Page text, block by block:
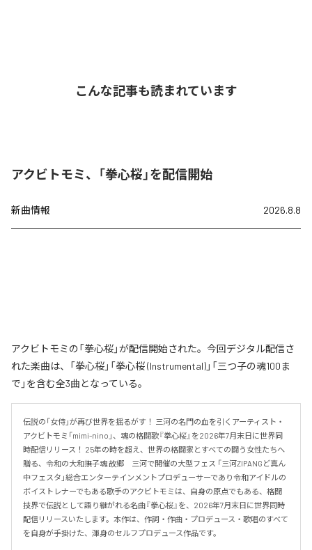
こんな記事も読まれています
アクビトモミ、「拳心桜」を配信開始
新曲情報 2026.8.8
アクビトモミの「拳心桜」が配信開始された。今回デジタル配信さ
れた楽曲は、「拳心桜」「拳心桜 (Instrumental)」「三つ子の魂100ま
で」を含む全3曲となっている。
伝説の「女侍」が再び世界を揺るがす！ 三河の名門の血を引くアーティスト・
アクビトモミ「mimi-nino」、魂の格闘歌『拳心桜』を2026年7月末日に世界同
時配信リリース！ 25年の時を超え、世界の格闘家とすべての闘う女性たちへ
贈る、令和の大和撫子魂 故郷　三河で開催の大型フェス 「三河ZIPANGど真ん
中フェスタ」総合エンターテインメントプロデューサーであり令和アイドルの
ボイストレナーでもある歌手のアクビトモミは、自身の原点でもある、格闘
技界で伝説として語り継がれる名曲『拳心桜』を、2026年7月末日に世界同時
配信リリースいたします。本作は、作詞・作曲・プロデュース・歌唱のすべて
を自身が手掛けた、渾身のセルフプロデュース作品です。